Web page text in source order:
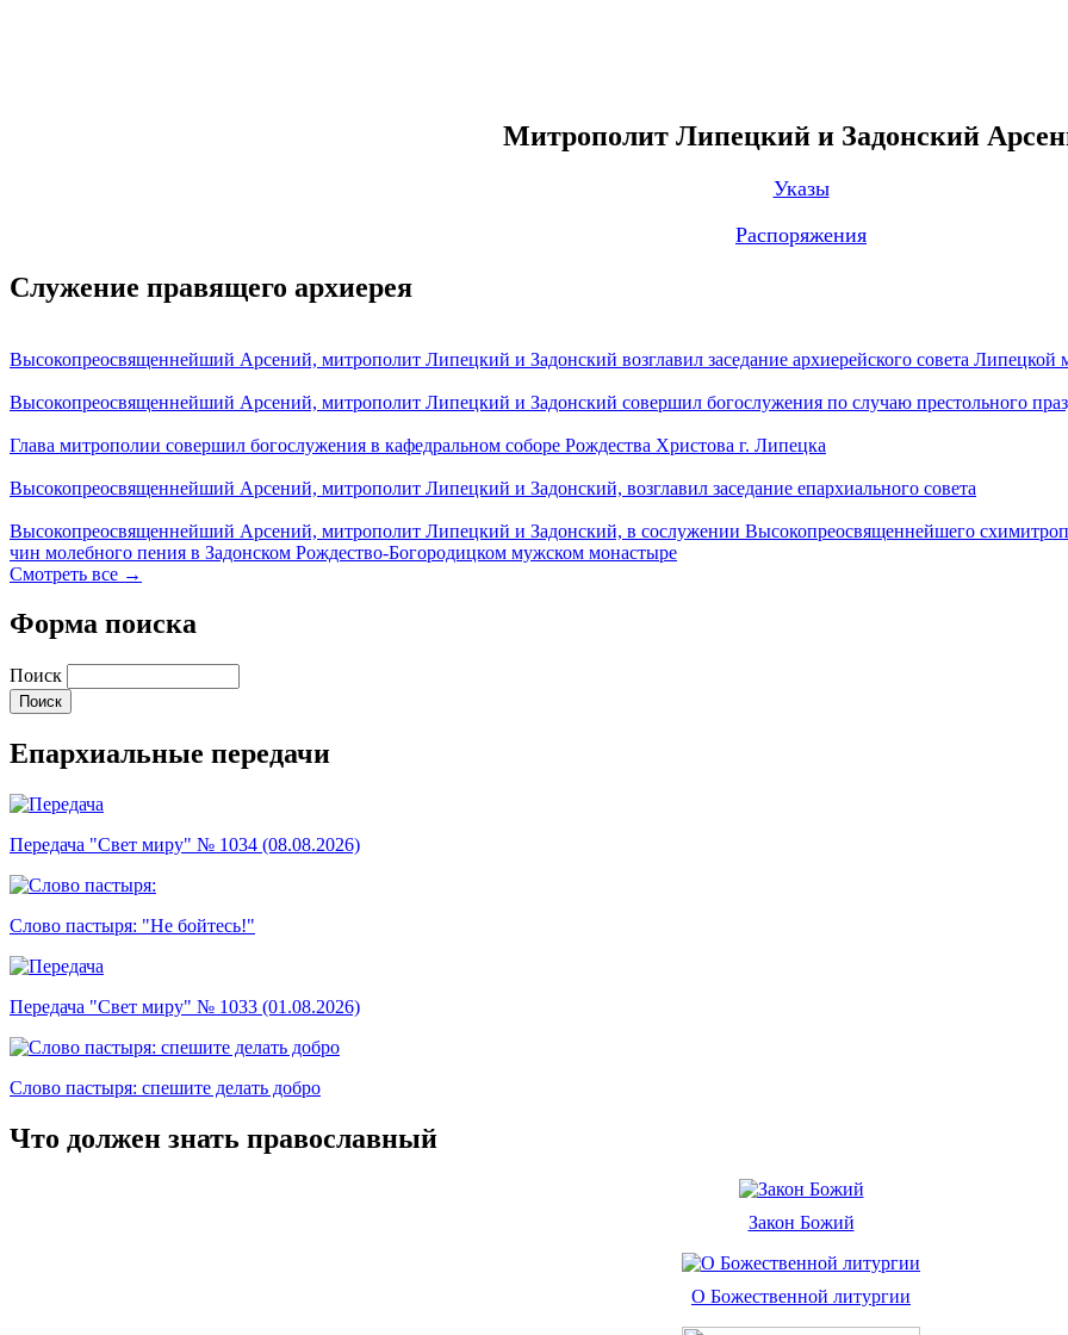
Митрополит Липецкий и Задонский
Указы
Распоряжения
Служение правящего архиерея
Высокопреосвященнейший Арсений, митрополит Липецкий и Задонский возглавил заседание архиерейского совета Липецкой
Высокопреосвященнейший Арсений, митрополит Липецкий и Задонский совершил богослужения по случаю престольного
Глава митрополии совершил богослужения в кафедральном соборе Рождества Христова г. Липецка
Высокопреосвященнейший Арсений, митрополит Липецкий и Задонский, возглавил заседание епархиального совета
Высокопреосвященнейший Арсений, митрополит Липецкий и Задонский, в сослужении Высокопреосвященнейшего
чин молебного пения в Задонском Рождество-Богородицком мужском монастыре
Смотреть все →
Форма поиска
Поиск
Епархиальные передачи
Передача "Свет миру" № 1034 (08.08.2026)
Слово пастыря: "Не бойтесь!"
Передача "Свет миру" № 1033 (01.08.2026)
Слово пастыря: спешите делать добро
Что должен знать православный
Закон Божий
О Божественной литургии